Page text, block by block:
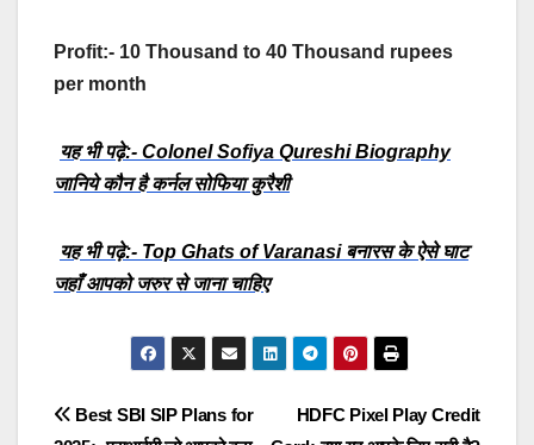
Profit:- 10 Thousand to 40 Thousand rupees
per month
यह भी पढ़े:- Colonel Sofiya Qureshi Biography
जानिये कौन है कर्नल सोफिया कुरैशी
यह भी पढ़े:- Top Ghats of Varanasi बनारस के ऐसे घाट
जहाँ आपको जरुर से जाना चाहिए
Post
HDFC Pixel Play Credit
Best SBI SIP Plans for